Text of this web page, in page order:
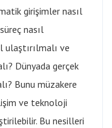
girişimler nasıl
nasıl
ulaştırılmalı ve
Dünyada gerçek
Bunu müzakere
ve teknoloji
Bu nesilleri